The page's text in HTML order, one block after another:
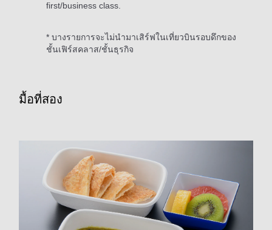
first/business class.
* บางรายการจะไม่นำมาเสิร์ฟในเที่ยวบินรอบดึกของ
ชั้นเฟิร์สคลาส/ชั้นธุรกิจ
มื้อที่สอง